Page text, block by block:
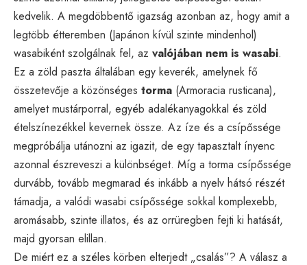
kedvelik. A megdöbbentő igazság azonban az, hogy amit a
legtöbb étteremben (Japánon kívül szinte mindenhol)
wasabiként szolgálnak fel, az valójában nem is wasabi.
Ez a zöld paszta általában egy keverék, amelynek fő
összetevője a közönséges torma (Armoracia rusticana),
amelyet mustárporral, egyéb adalékanyagokkal és zöld
ételszínezékkel kevernek össze. Az íze és a csípőssége
megpróbálja utánozni az igazit, de egy tapasztalt ínyenc
azonnal észreveszi a különbséget. Míg a torma csípőssége
durvább, tovább megmarad és inkább a nyelv hátsó részét
támadja, a valódi wasabi csípőssége sokkal komplexebb,
aromásabb, szinte illatos, és az orrüregben fejti ki hatását,
majd gyorsan elillan.
De miért ez a széles körben elterjedt „csalás”? A válasz a